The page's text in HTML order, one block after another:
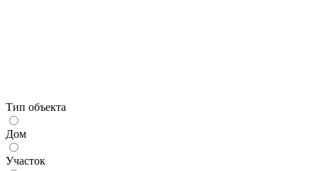
Тип объекта
Дом
Участок